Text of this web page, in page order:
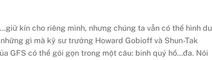
kín cho riêng mình, nhưng chúng ta vẫn có thể hình
gì mà kỹ sư trưởng Howard Gobioff và Shun-Tak
GFS có thể gói gọn trong một câu: binh quý hồ…đa. Nói